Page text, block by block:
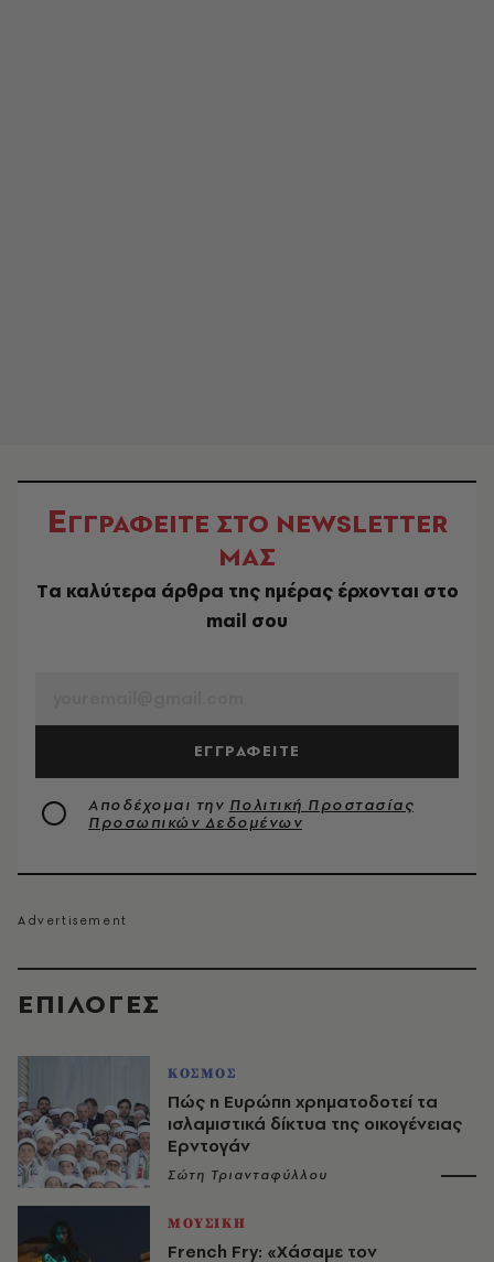
EΠΙΛΟΓΈΣ
ΚΟΣΜΟΣ
Πώς η Ευρώπη χρηματοδοτεί τα
ισλαμιστικά δίκτυα της οικογένειας
Ερντογάν
Σώτη Τριανταφύλλου
ΜΟΥΣΙΚΗ
French Fry: «Χάσαμε τον
ΕΓΓΡΑΦΕΙΤΕ ΣΤΟ NEWSLETTER
ΜΑΣ
Tα καλύτερα άρθρα της ημέρας έρχονται στο
mail σου
ΕΓΓΡΑΦΕΙΤΕ
Αποδέχομαι την Πολιτική Προστασίας
Προσωπικών Δεδομένων